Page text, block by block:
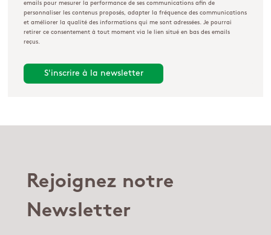
emails pour mesurer la performance de ses communications afin de
personnaliser les contenus proposés, adapter la fréquence des communications
et améliorer la qualité des informations qui me sont adressées. Je pourrai
retirer ce consentement à tout moment via le lien situé en bas des emails
reçus.
Rejoignez notre
Newsletter